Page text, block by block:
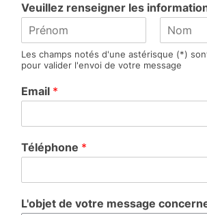
Veuillez renseigner les
r
é
o
m
o
m
Les champs notés d'une astérisque (*)
pour valider l'envoi de votre message
Email *
Téléphone *
L'objet de votre message